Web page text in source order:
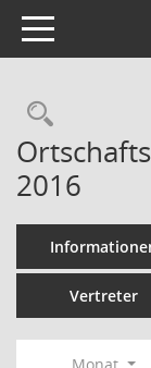
Toggle navigation
2016
Vertreter